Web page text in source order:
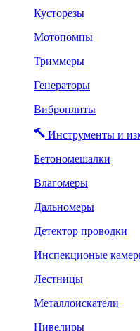
Кусторезы
Мотопомпы
Триммеры
Генераторы
Виброплиты
Инструменты и
Бетономешалки
Влагомеры
Дальномеры
Детектор проводки
Инспекционые
Лестницы
Металлоискатели
Нивелиры